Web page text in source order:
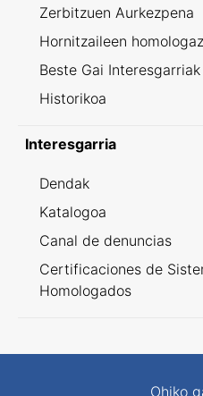
Zerbitzuen Aurkezpena
Hornitzaileen
Beste Gai Interesgarriak
Historikoa
Interesgarria
Dendak
Katalogoa
Canal de denuncias
Certificaciones de
Homologados
Ohiko